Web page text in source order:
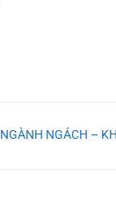
NGÀNH NGÁCH –